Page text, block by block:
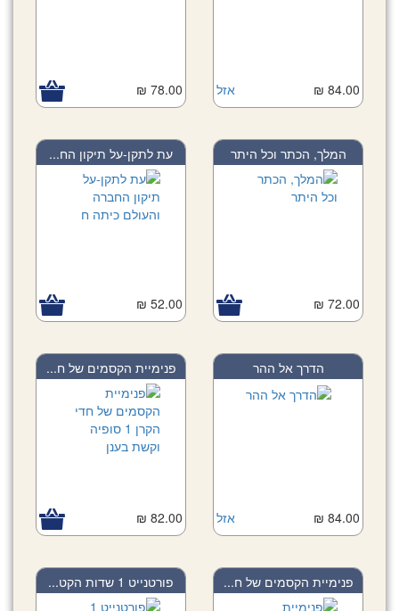
אזל 84.00 ₪
78.00 ₪
המלך, הכתר וכל היתר
72.00 ₪
עת לתקן-על תיקון הח...
52.00 ₪
הדרך אל ההר
אזל 84.00 ₪
פנימיית הקסמים של ח...
82.00 ₪
פנימיית הקסמים של ח... פורטנייט 1 שדות הקט...